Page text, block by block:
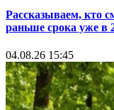
Рассказываем, кто
раньше срока уже в
04.08.26 15:45